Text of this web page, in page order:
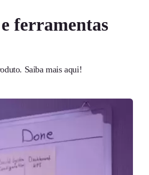
ferramentas
Saiba mais aqui!